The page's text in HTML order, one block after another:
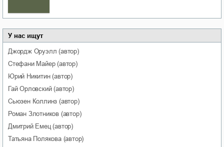
У нас ищут
Джордж Оруэлл (автор)
Стефани Майер(автор)
Юрий Никитин(автор)
Гай Орловский(автор)
Сьюзен Коллинз (автор)
Роман Злотников (автор)
Дмитрий Емец(автор)
Татьяна Полякова(автор)